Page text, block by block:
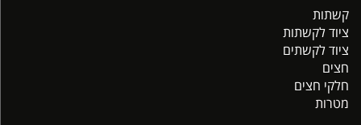
קשתות
ציוד לקשתות
ציוד לקשתים
חצים
חלקי חצים
מטרות